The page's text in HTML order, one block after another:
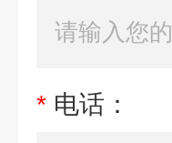
* 电话：